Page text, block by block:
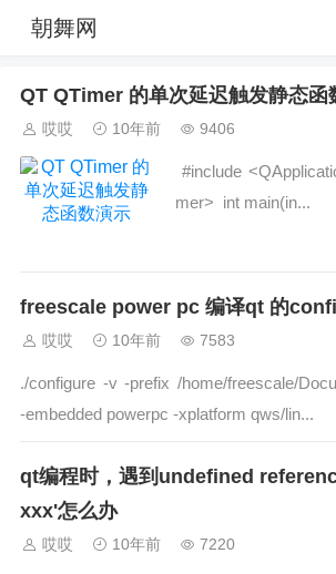
朝舞网
QT QTimer 的单次延迟触发静态函
哎哎 10年前 9406
#include
mer> int main(in...
freescale power pc 编译qt 的
哎哎 10年前 7583
./configure -v -prefix /home/freescale/
-embedded powerpc -xplatform qws/lin...
qt编程时，遇到undefined
xxx'怎么办
哎哎 10年前 7220